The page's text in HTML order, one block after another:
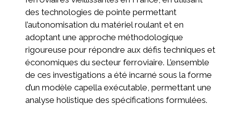
des technologies de pointe permettant
l’autonomisation du matériel roulant et en
adoptant une approche méthodologique
rigoureuse pour répondre aux défis techniques et
économiques du secteur ferroviaire. L’ensemble
de ces investigations a été incarné sous la forme
d’un modèle capella exécutable, permettant une
analyse holistique des spécifications formulées.